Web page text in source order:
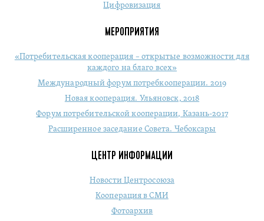
Цифровизация
МЕРОПРИЯТИЯ
«Потребительская кооперация – открытые возможности для
каждого на благо всех»
Международный форум потребкооперации. 2019
Новая кооперация. Ульяновск, 2018
Форум потребительской кооперации, Казань-2017
Расширенное заседание Совета. Чебоксары
ЦЕНТР ИНФОРМАЦИИ
Новости Центросоюза
Кооперация в СМИ
Фотоархив